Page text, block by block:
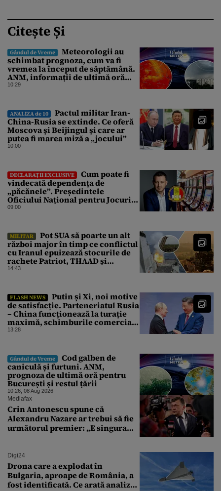
Citește Și
Gândul de Vreme
Meteorologii au
schimbat prognoza, cum va fi
vremea la început de săptămână.
ANM, informații de ultimă oră
pentru Gândul
10:29
ANALIZA de 10
Pactul militar Iran-
China-Rusia se extinde. Ce oferă
Moscova și Beijingul și care ar
putea fi marea miză a „jocului”
10:00
DECLARAȚII EXCLUSIVE
Cum poate fi
vindecată dependența de
„păcănele”. Președintele
Oficiului Național pentru Jocuri
de Noroc propune o ordonanță de
unică
09:00
MILITAR
Pot SUA să poarte un alt
război major în timp ce conflictul
cu Iranul epuizează stocurile de
rachete Patriot, THAAD și
Tomahawk?
14:43
FLASH NEWS
Putin și Xi, noi motive
de satisfacție. Parteneriatul Rusia
– China funcționează la turație
maximă, schimburile comerciale
ating niveluri record
13:28
Gândul de Vreme
Cod galben de
caniculă și furtuni. ANM,
prognoza de ultimă oră pentru
București și restul țării
10:26, 08 Aug 2026
Mediafax
Crin Antonescu spune că
Alexandru Nazare ar trebui să fie
următorul premier: „E singura
Digi24
Drona care a explodat în
Bulgaria, aproape de România, a
fost identificată. Ce arată analiza